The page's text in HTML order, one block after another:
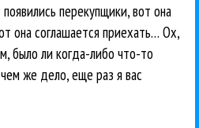
перекупщики, вот она
она соглашается приехать… Ох,
было ли когда-либо что-то
же дело, еще раз я вас